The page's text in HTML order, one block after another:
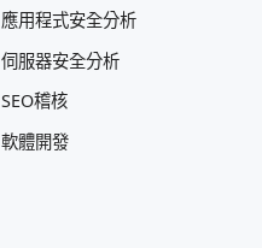
應用程式安全分析
伺服器安全分析
SEO稽核
軟體開發